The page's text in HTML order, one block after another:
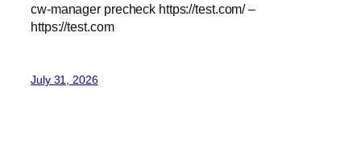
cw-manager precheck https://test.com/ –
https://test.com
July 31, 2026